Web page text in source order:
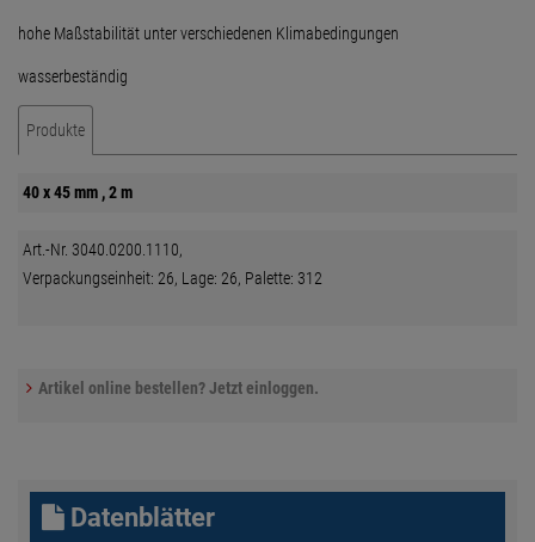
hohe Maßstabilität unter verschiedenen Klimabedingungen
wasserbeständig
Produkte
40 x 45 mm , 2 m
Art.-Nr. 3040.0200.1110,
Verpackungseinheit: 26, Lage: 26, Palette: 312
Artikel online bestellen? Jetzt einloggen.
Datenblätter